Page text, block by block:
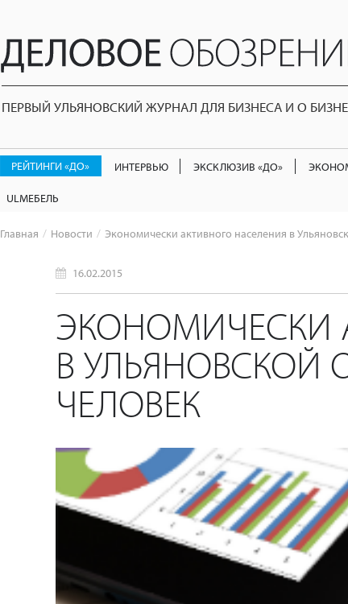
ПЕРВЫЙ УЛЬЯНОВСКИЙ ЖУРНАЛ ДЛЯ БИЗНЕСА И О
РЕЙТИНГИ «ДО» ИНТЕРВЬЮ ЭКСКЛЮЗИВ «ДО»
ULМЕБЕЛЬ
Главная Новости Экономически активного населения в
16.02.2015
ЭКОНОМИЧЕСКИ
В УЛЬЯНОВСКОЙ
ЧЕЛОВЕК